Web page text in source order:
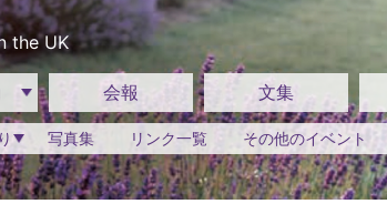
the UK
会報 文集
写真集 リンク一覧 その他のイベント